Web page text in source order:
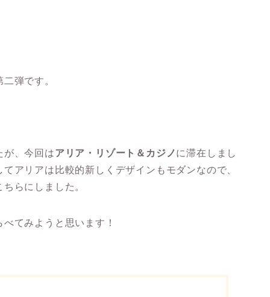
弾です。
が、今回はアリア・リゾート＆カジノに滞在しまし
アリアは比較的新しくデザインもモダンなので、
らにしました。
てみようと思います！